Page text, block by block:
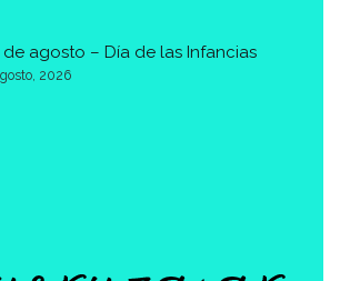
de agosto – Día de las Infancias
2026